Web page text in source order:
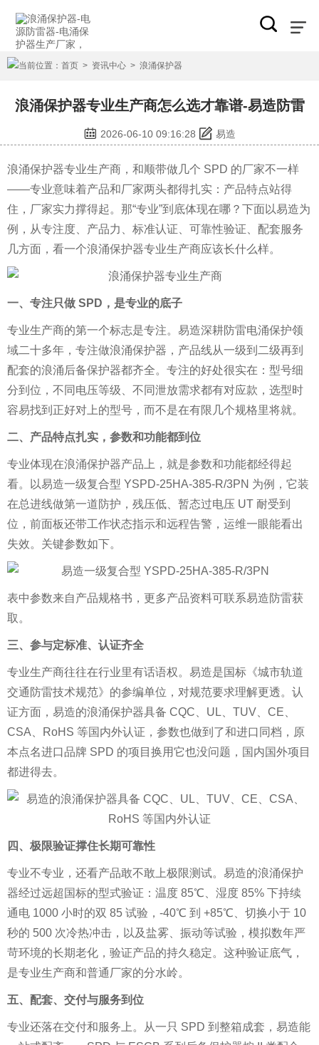
当前位置： 首页 > 资讯中心 > 浪涌保护器
浪涌保护器专业生产商怎么选才靠谱-易造防雷
2026-06-10 09:16:28 易造
浪涌保护器专业生产商，和顺带做几个 SPD 的厂家不一样
——专业意味着产品和厂家两头都得扎实：产品特点站得
住，厂家实力撑得起。那“专业”到底体现在哪？下面以易造为
例，从专注度、产品力、标准认证、可靠性验证、配套服务
几方面，看一个浪涌保护器专业生产商应该长什么样。
一、专注只做 SPD，是专业的底子
专业生产商的第一个标志是专注。易造深耕防雷电涌保护领
域二十多年，专注做浪涌保护器，产品线从一级到二级再到
配套的浪涌后备保护器都齐全。专注的好处很实在：型号细
分到位，不同电压等级、不同泄放需求都有对应款，选型时
容易找到正好对上的型号，而不是在有限几个规格里将就。
二、产品特点扎实，参数和功能都到位
专业体现在浪涌保护器产品上，就是参数和功能都经得起
看。以易造一级复合型 YSPD-25HA-385-R/3PN 为例，它装
在总进线做第一道防护，残压低、暂态过电压 UT 耐受到
位，前面板还带工作状态指示和远程告警，运维一眼能看出
失效。关键参数如下。
表中参数来自产品规格书，更多产品资料可联系易造防雷获
取。
三、参与定标准、认证齐全
专业生产商往往在行业里有话语权。易造是国标《城市轨道
交通防雷技术规范》的参编单位，对规范要求理解更透。认
证方面，易造的浪涌保护器具备 CQC、UL、TUV、CE、
CSA、RoHS 等国内外认证，参数也做到了和进口同档，原
本点名进口品牌 SPD 的项目换用它也没问题，国内国外项目
都进得去。
四、极限验证撑住长期可靠性
专业不专业，还看产品敢不敢上极限测试。易造的浪涌保护
器经过远超国标的型式验证：温度 85℃、湿度 85% 下持续
通电 1000 小时的双 85 试验，-40℃ 到 +85℃、切换小于 10
秒的 500 次冷热冲击，以及盐雾、振动等试验，模拟数年严
苛环境的长期老化，验证产品的持久稳定。这种验证底气，
是专业生产商和普通厂家的分水岭。
五、配套、交付与服务到位
专业还落在交付和服务上。从一只 SPD 到整箱成套，易造能